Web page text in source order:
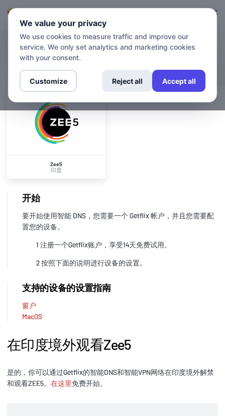
渠道
Zee5
印度
在印度境外观看Zee5
是的，你可以通过Getflix的智能DNS和智能VPN网络在印度境外解禁
和观看ZEE5。 在这里免费开始。
开始
要开始使用智能 DNS，您需要一个 Getflix 帐户，并且您需要配
置您的设备。
1 注册一个Getflix账户，享受14天免费试用。
2 按照下面的说明进行设备的设置。
支持的设备的设置指南
窗户
MacOS
We value your privacy
We use cookies to measure traffic and improve our
service. We only set analytics and marketing cookies
with your consent.
Customize Reject all Accept all